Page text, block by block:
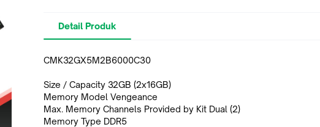
Detail Produk
CMK32GX5M2B6000C30
Size / Capacity 32GB (2x16GB)
Memory Model Vengeance
Max. Memory Channels Provided by Kit Dual (2)
Memory Type DDR5